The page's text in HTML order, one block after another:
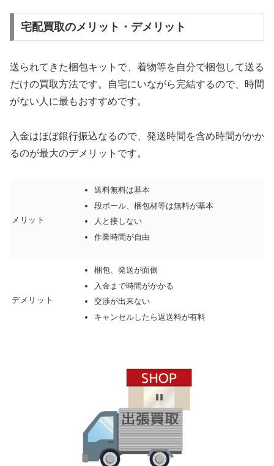
宅配買取のメリット・デメリット
送られてきた梱包キットで、着物等を自分で梱包して送る
だけの買取方法です。自宅にいながら完結するので、時間
がない人に最もおすすめです。
入金はほぼ銀行振込なるので、発送時間を含め時間がかか
るのが最大のデメリットです。
メリット
送料無料は基本
段ボール、梱包材等は無料が基本
人と接しない
作業時間が自由
デメリット
梱包、発送が面倒
入金まで時間がかかる
交渉が出来ない
キャンセルしたら返送料が有料